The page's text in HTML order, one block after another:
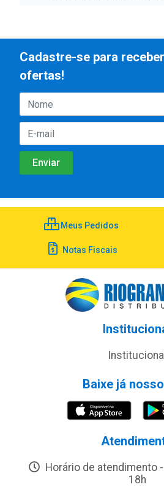
Cadastre-se para
ofertas!
Meus Pedidos
Notas Fiscais
Institucional
Baixe já
Horário de atendimento
18h